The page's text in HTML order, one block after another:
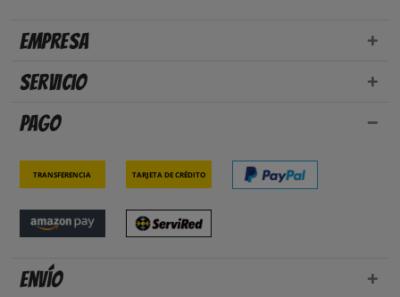
Empresa
Servicio
Pago
Transferencia Tarjeta de crédito
Envío